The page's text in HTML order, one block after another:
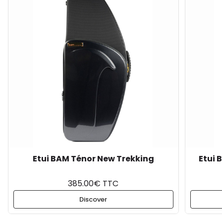
Etui BAM Ténor New Trekking
385.00€ TTC
Discover
Etui